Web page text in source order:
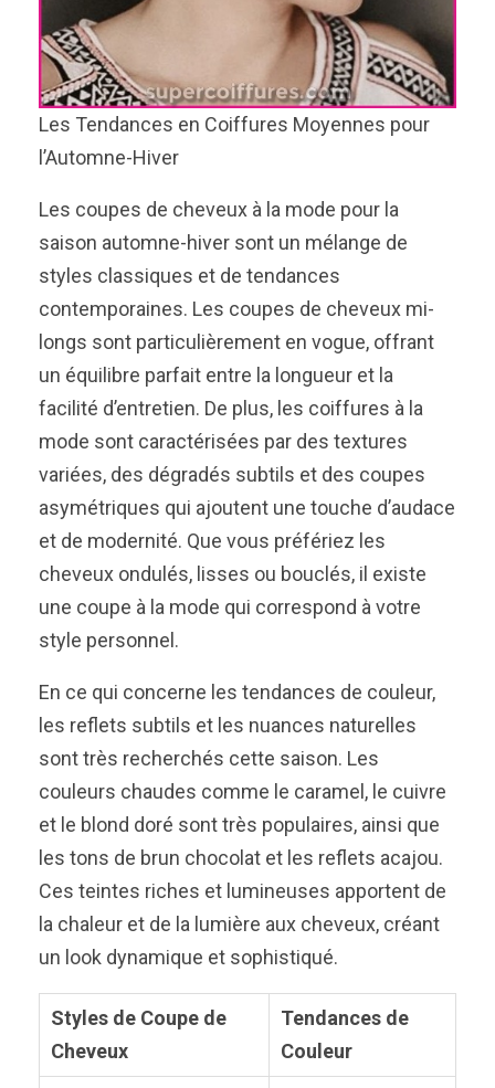
Les Tendances en Coiffures Moyennes pour
l’Automne-Hiver
Les coupes de cheveux à la mode pour la
saison automne-hiver sont un mélange de
styles classiques et de tendances
contemporaines. Les coupes de cheveux mi-
longs sont particulièrement en vogue, offrant
un équilibre parfait entre la longueur et la
facilité d’entretien. De plus, les coiffures à la
mode sont caractérisées par des textures
variées, des dégradés subtils et des coupes
asymétriques qui ajoutent une touche d’audace
et de modernité. Que vous préfériez les
cheveux ondulés, lisses ou bouclés, il existe
une coupe à la mode qui correspond à votre
style personnel.
En ce qui concerne les tendances de couleur,
les reflets subtils et les nuances naturelles
sont très recherchés cette saison. Les
couleurs chaudes comme le caramel, le cuivre
et le blond doré sont très populaires, ainsi que
les tons de brun chocolat et les reflets acajou.
Ces teintes riches et lumineuses apportent de
la chaleur et de la lumière aux cheveux, créant
un look dynamique et sophistiqué.
Styles de Coupe de
Cheveux
Tendances de
Couleur